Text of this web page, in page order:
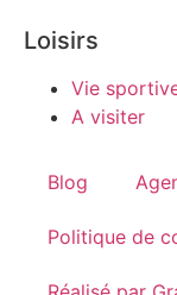
Loisirs
Vie
A visiter
Blog
Politique de